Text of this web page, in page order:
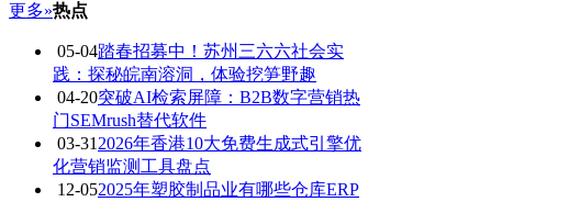
更多»热点
05-04踏春招募中！苏州三六六社会实
践：探秘皖南溶洞，体验挖笋野趣
04-20突破AI检索屏障：B2B数字营销热
门SEMrush替代软件
03-31 2026年香港10大免费生成式引擎优
化营销监测工具盘点
12-052025年塑胶制品业有哪些仓库ERP